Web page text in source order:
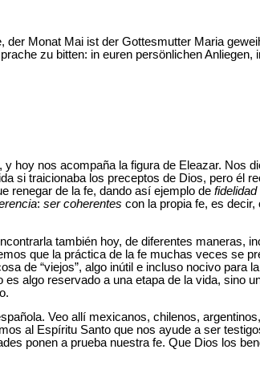
Monat Mai ist der Gottesmutter Maria
zu bitten: in euren persönlichen Anliegen,
hoy nos acompaña la figura de Eleazar. Nos
si traicionaba los preceptos de Dios, pero él
renegar de la fe, dando así ejemplo de fidelidad
: ser coherentes con la propia fe, es
también hoy, de diferentes maneras,
que la práctica de la fe muchas veces se
de “viejos”, algo inútil e incluso nocivo para
algo reservado a una etapa de la vida, sino
Veo allí mexicanos, chilenos,
al Espíritu Santo que nos ayude a ser
ponen a prueba nuestra fe. Que Dios los